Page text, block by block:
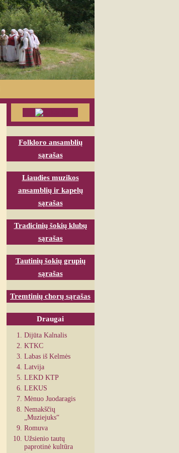
Folkloro ansamblių
sąrašas
Liaudies muzikos
ansamblių ir kapelų
sąrašas
Tradicinių šokių klubų
sąrašas
Tautinių šokių grupių
sąrašas
Tremtinių chorų sąrašas
Draugai
Dijūta Kalnalis
KTKC
Labas iš Kelmės
Latvija
LEKD KTP
LEKUS
Mėnuo Juodaragis
Nemakščių
„Muziejuks“
Romuva
Užsienio tautų
paprotinė kultūra